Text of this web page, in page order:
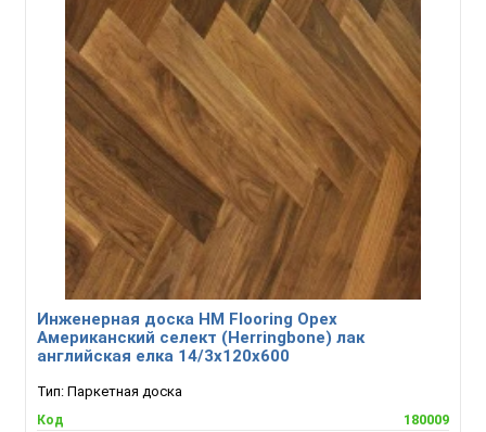
Инженерная доска HM Flooring Орех
Американский селект (Herringbone) лак
английская елка 14/3х120х600
Тип: Паркетная доска
Код 180009